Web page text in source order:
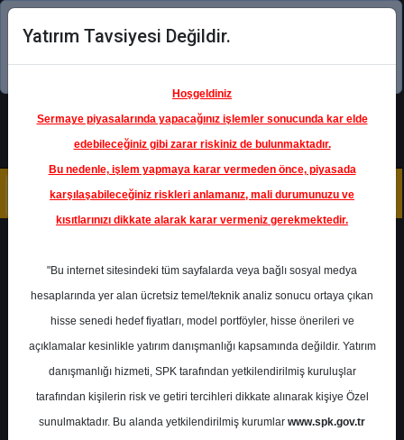
Şimdi uygulamayı indirin!
CCOLA- COCA-COLA İÇECEK
A.Ş.
Hedef Fiyat 70.10 ₺
Getiri
%-21.24
Yatırım Tavsiyesi Değildir.
Hoşgeldiniz
Sermaye piyasalarında yapacağınız işlemler sonucunda kar elde
edebileceğiniz gibi zarar riskiniz de bulunmaktadır.
Bu nedenle, işlem yapmaya karar vermeden önce, piyasada
karşılaşabileceğiniz riskleri anlamanız, mali durumunuzu ve
kısıtlarınızı dikkate alarak karar vermeniz gerekmektedir.
"Bu internet sitesindeki tüm sayfalarda veya bağlı sosyal medya
hesaplarında yer alan ücretsiz temel/teknik analiz sonucu ortaya çıkan
hisse senedi hedef fiyatları, model portföyler, hisse önerileri ve
açıklamalar kesinlikle yatırım danışmanlığı kapsamında değildir. Yatırım
danışmanlığı hizmeti, SPK tarafından yetkilendirilmiş kuruluşlar
tarafından kişilerin risk ve getiri tercihleri dikkate alınarak kişiye Özel
sunulmaktadır. Bu alanda yetkilendirilmiş kurumlar www.spk.gov.tr